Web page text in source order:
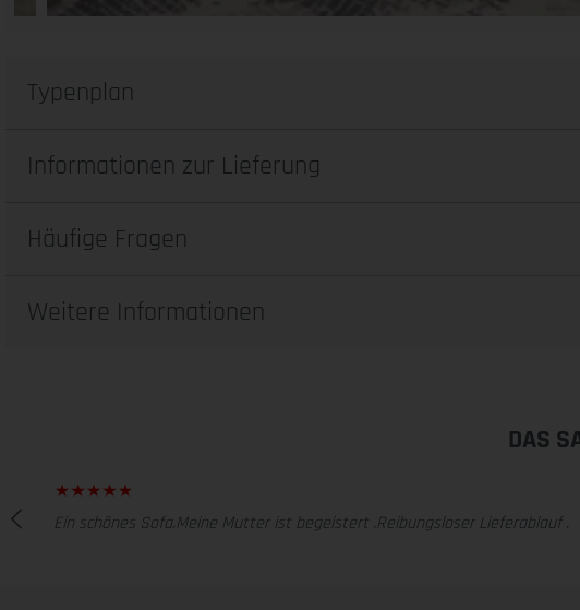
Typenplan
Informationen zur Lieferung
Häufige Fragen
Weitere Informationen
DAS
Ein schönes Sofa.Meine Mutter ist begeistert .Reibungsloser Lieferablauf .